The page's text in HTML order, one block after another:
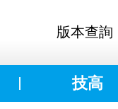
版本查詢
技高